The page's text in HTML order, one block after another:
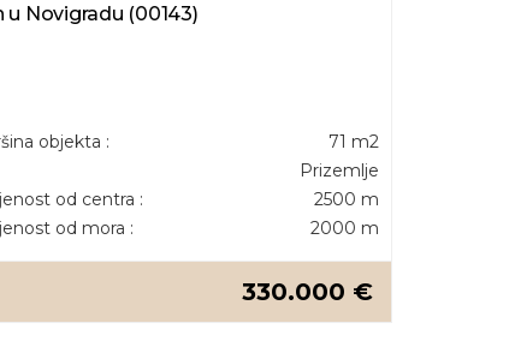
u Novigradu (00143)
objekta :
71 m2
Prizemlje
od centra :
2500 m
od mora :
2000 m
330.000 €